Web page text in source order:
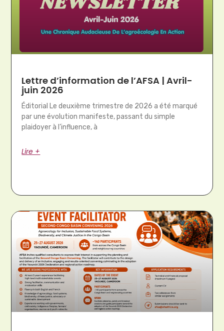
Lettre d’information de l’AFSA | Avril-
juin 2026
Éditorial Le deuxième trimestre de 2026 a été marqué
par une évolution manifeste, passant du simple
plaidoyer à l’influence, à
Lire +